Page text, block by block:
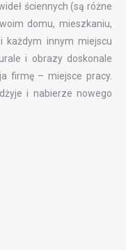
ściennych (są różne
domu, mieszkaniu,
każdym innym miejscu
i obrazy doskonale
firmę – miejsce pracy.
i nabierze nowego